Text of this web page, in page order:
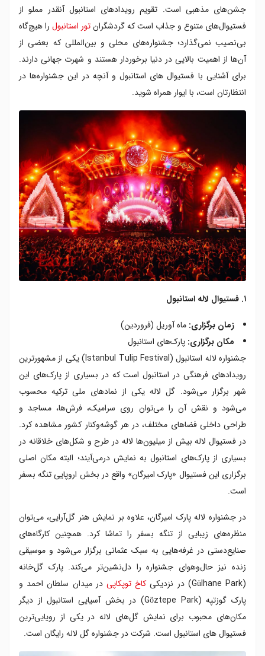
۷. عید قربان
۸. عید فطر
۱۲. فستیوال دوسالانه استانبول
۱۳. فستیوال تئاتر استانبول
۱۴. فستیوال بین المللی هنر و فرهنگ استانبول
۱۷. فستیوال چیل-اوت استانبول
۱۸. فستیوال سونار استانبول
۱۹. فستیوال رقص استانبول
۲۰. فستیوال بین المللی رقص و موسیقی محلی بسفر
۲۱. فستیوال الکترونیک استانبول
۲۲. فستیوال رنگ استانبول
۲۳. عید تجلی
جشن‌های مذهبی است. تقویم رویدادهای استانبول آنقدر مملو از
فستیوال‌های متنوع و جذاب است که گردشگرانتور استانبول را هیچ‌گاه
بی‌نصیب نمی‌گذارد؛ جشنواره‌های محلی و بین‌المللی که بعضی از
آن‌ها از اهمیت بالایی در دنیا برخوردار هستند و شهرت جهانی دارند.
برای آشنایی با فستیوال های استانبول و آنچه در این جشنواره‌ها در
انتظارتان است، با ایوار همراه شوید.
۱. فستیوال لاله استانبول
زمان برگزاری: ماه آوریل (فروردین)
مکان برگزاری: پارک‌های استانبول
جشنواره لاله استانبول (Istanbul Tulip Festival) یکی از مشهورترین
رویدادهای فرهنگی در استانبول است که در بسیاری از پارک‌های این
شهر برگزار می‌شود. گل لاله یکی از نمادهای ملی ترکیه محسوب
می‌شود و نقش آن را می‌توان روی سرامیک، فرش‌ها، مساجد و
طراحی داخلی فضاهای مختلف، در هر گوشه‌و‌کنار کشور مشاهده کرد.
در فستیوال لاله بیش از میلیون‌ها لاله در طرح و شکل‌های خلاقانه در
بسیاری از پارک‌های استانبول به نمایش درمی‌آیند؛ البته مکان اصلی
برگزاری این فستیوال «پارک امیرگان» واقع در بخش اروپایی تنگه بسفر
است.
در جشنواره لاله پارک امیرگان، علاوه بر نمایش هنر گل‌آرایی، می‌توان
منظره‌های زیبایی از تنگه بسفر را تماشا کرد. همچنین کارگاه‌های
صنایع‌دستی در غرفه‌هایی به سبک عثمانی برگزار می‌شود و موسیقی
زنده نیز حال‌وهوای جشنواره را دل‌نشین‌تر می‌کند. پارک گل‌خانه
(Gülhane Park) در نزدیکی
کاخ توپکاپی در میدان سلطان احمد و
پارک گوزتپه (Göztepe Park) در بخش آسیایی استانبول از دیگر
مکان‌های محبوب برای نمایش گل‌های لاله در یکی از رویایی‌ترین
فستیوال های استانبول است. شرکت در جشنواره گل لاله رایگان است.